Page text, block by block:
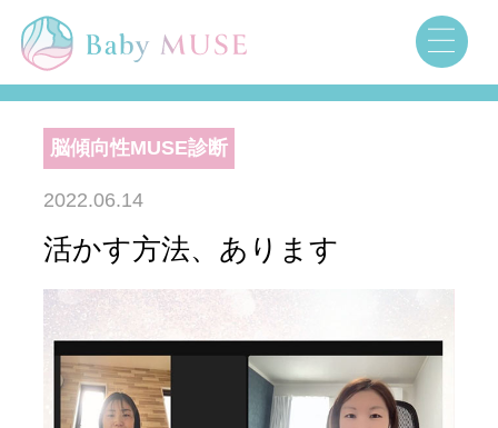
脳傾向性MUSE診断
2022.06.14
活かす方法、あります